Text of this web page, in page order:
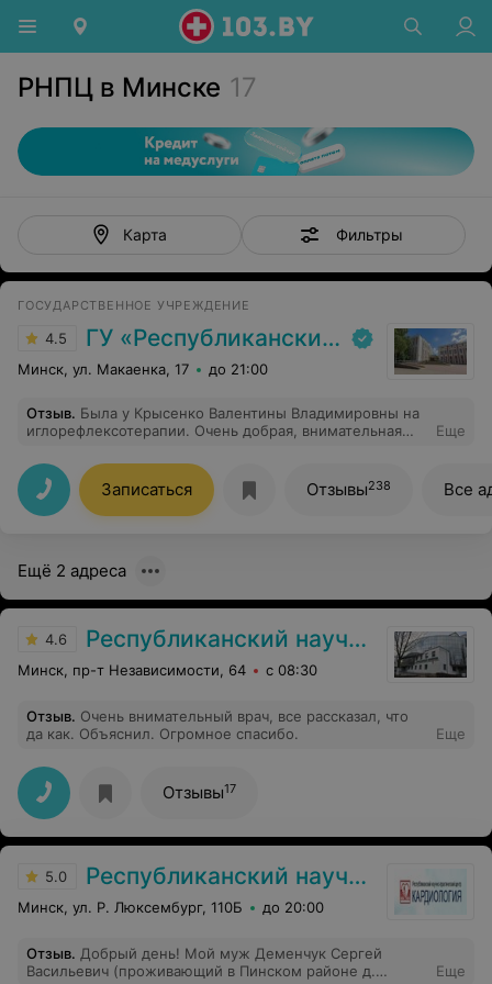
РНПЦ в Минске 17
Карта Фильтры
ГОСУДАРСТВЕННОЕ УЧРЕЖДЕНИЕ
4.5 ГУ «Республиканский научно-практический центр медицинской экспертизы и реабилитаци»
Минск, ул. Макаенка, 17 до 21:00
Отзыв. Была у Крысенко Валентины Владимировны на
иглорефлексотерапии. Очень добрая, внимательная
все. Очень аккуратно ставит иглы , я боюсь - врач
подобрала подход ко мне. Удобно , что могут
подстроиться помочь подобрать время удобное .
Еще
Записаться Отзывы238 Все
Ещё 2 адреса
4.6 Республиканский научно-практический центр детской хирургии
Минск, пр-т Независимости, 64 с 08:30
Отзыв. Очень внимательный врач, все рассказал, что
да как. Объяснил. Огромное спасибо.
Еще
Отзывы17
5.0 Республиканский научно-практический центр «Кардиология»
Минск, ул. Р. Люксембург, 110Б до 20:00
Отзыв. Добрый день! Мой муж Деменчук Сергей
Васильевич (проживающий в Пинском районе д.
Еще